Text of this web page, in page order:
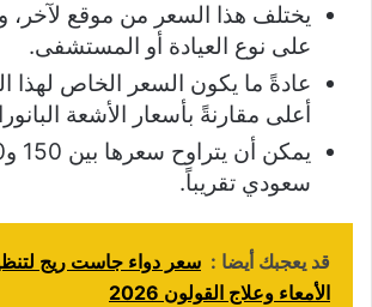
يختلف هذا السعر من موقع لآخر،
على نوع العيادة أو المستشفى.
عادةً ما يكون السعر الخاص لهذا
أعلى مقارنةً بأسعار الأشعة
سعودي تقريباً.
قد يعجبك أيضا : سعر دواء جاست ريج
الأمعاء وعلاج القولون 2026